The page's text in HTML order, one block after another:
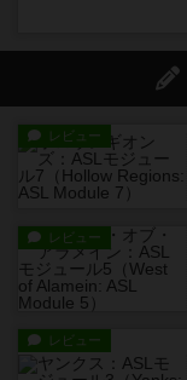
レビュー
レビュー
レビュー